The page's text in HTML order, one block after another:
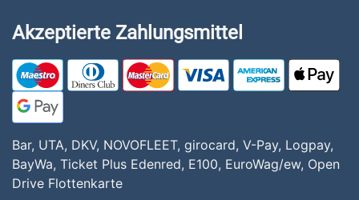
Akzeptierte Zahlungsmittel
Bar, UTA, DKV, NOVOFLEET, girocard, V-Pay, Logpay,
BayWa, Ticket Plus Edenred, E100, EuroWag/ew, Open
Drive Flottenkarte